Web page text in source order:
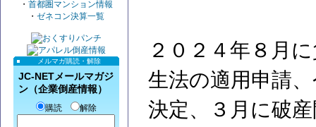
・ 首都圏マンション情報
・ ゼネコン決算一覧
メルマガ購読・解除
JC-NETメールマガジ
ン（企業倒産情報）
購読 解除
２０２４年８月
生法の適用申請
決定、３月に破